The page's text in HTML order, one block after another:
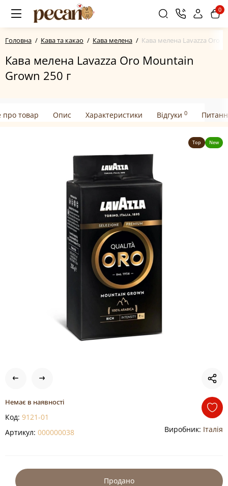
0
Головна Кава та какао Кава мелена Кава мелена Lavazza Oro
Кава мелена Lavazza Oro Mountain
Grown 250 г
про товар Опис Характеристики Відгуки 0
Top New
Немає в наявності
Код: 9121-01
Артикул: 000000038 Виробник: Італія
Продано